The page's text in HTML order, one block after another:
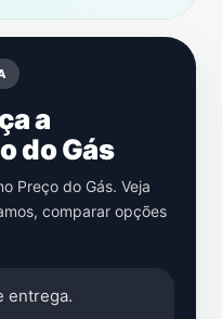
a
do Gás
Preço do Gás. Veja
, comparar opções
entrega.